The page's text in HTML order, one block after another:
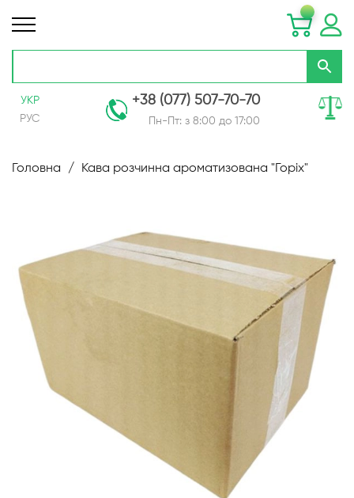
УКР
РУС
+38 (077) 507-70-70
Пн-Пт: з 8:00 до 17:00
Головна Кава розчинна ароматизована "Горіх"
галереї
зображень